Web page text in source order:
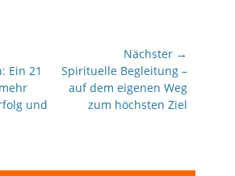
Ein 21
und
Nächster →
Nächster
Beitrag:
Spirituelle Begleitung –
auf dem eigenen Weg
zum höchsten Ziel